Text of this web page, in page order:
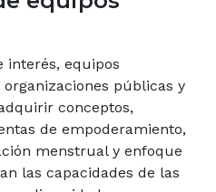
interés, equipos
públicas y
conceptos,
de empoderamiento,
menstrual y enfoque
las capacidades de las